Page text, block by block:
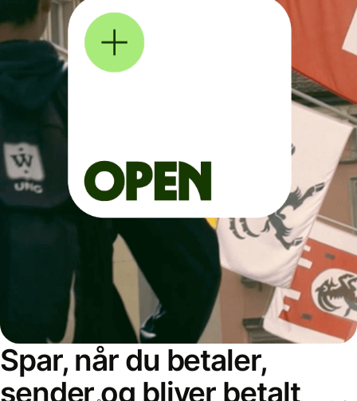
Spar, når du betaler,
sender og bliver betalt